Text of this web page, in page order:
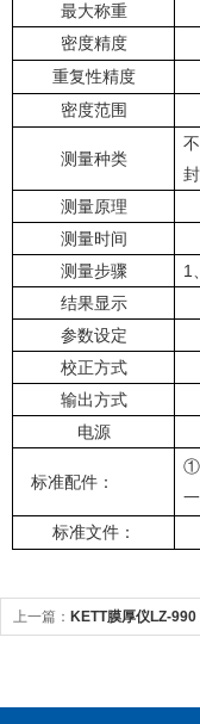
最大称重
密度精度
重复性精度
密度范围
测量种类
测量原理
测量时间
测量步骤
1
结果显示
参数设定
校正方式
输出方式
电源
标准配件：
①
标准文件：
上一篇： KETT膜厚仪LZ-990